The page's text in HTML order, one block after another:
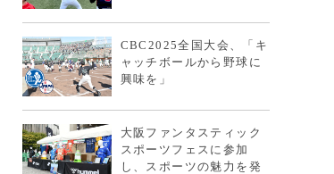
CBC2025全国大会、「キ
ャッチボールから野球に
興味を」
大阪ファンタスティック
スポーツフェスに参加
し、スポーツの魅力を発